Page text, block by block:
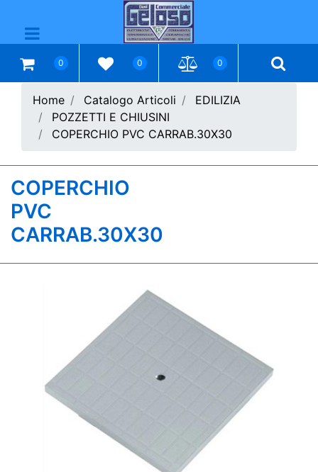
Open menu
0 0 0
Home Catalogo Articoli
EDILIZIA
POZZETTI E CHIUSINI
COPERCHIO PVC CARRAB.30X30
COPERCHIO
PVC
CARRAB.30X30